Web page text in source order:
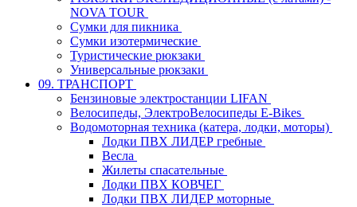
NOVA TOUR
Сумки для пикника
Сумки изотермические
Туристические рюкзаки
Универсальные рюкзаки
09. ТРАНСПОРТ
Бензиновые электростанции LIFAN
Велосипеды, ЭлектроВелосипеды E-Bikes
Водомоторная техника (катера, лодки, моторы)
Лодки ПВХ ЛИДЕР гребные
Весла
Жилеты спасательные
Лодки ПВХ КОВЧЕГ
Лодки ПВХ ЛИДЕР моторные